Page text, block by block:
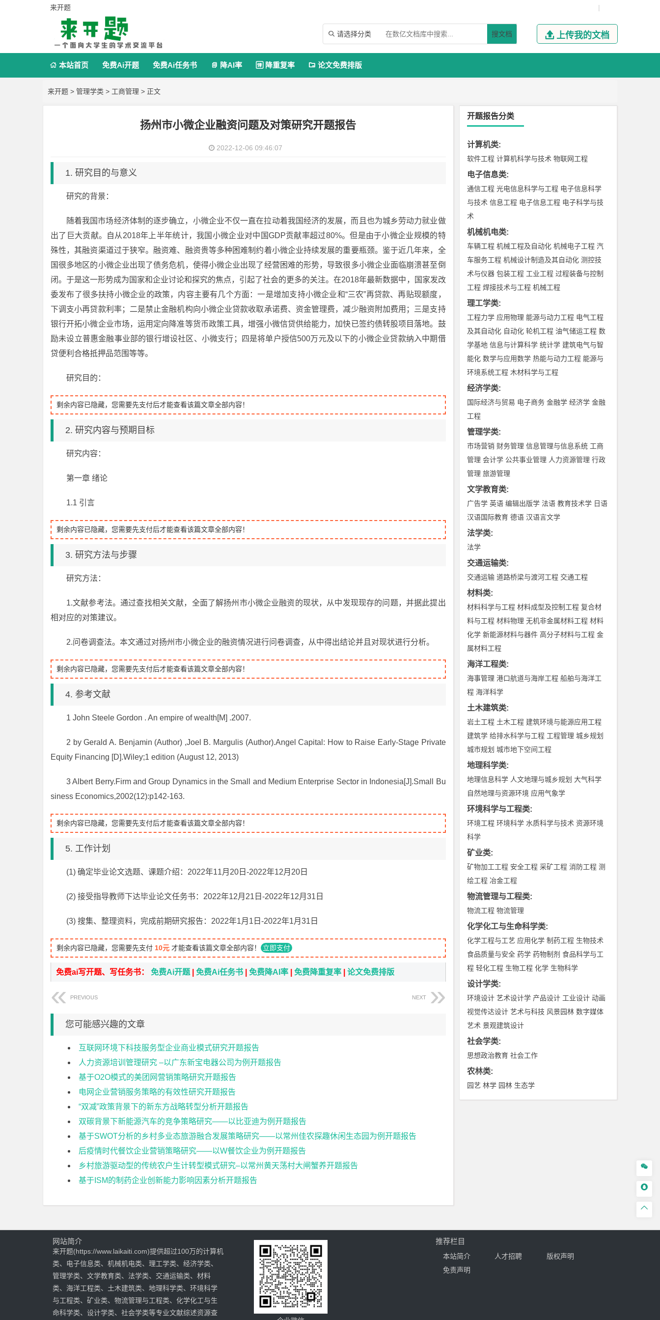
来开题 |
 请选择分类 搜文档  上传我的文档
 本站首页 免费Ai开题 免费Ai任务书  降AI率  降重复率  论文免费排版
来开题 > 管理学类 > 工商管理 > 正文
扬州市小微企业融资问题及对策研究开题报告
2022-12-06 09:46:07
1. 研究目的与意义
研究的背景：
随着我国市场经济体制的逐步确立，小微企业不仅一直在拉动着我国经济的发展，而且也为城乡劳动力就业做
出了巨大贡献。自从2018年上半年统计，我国小微企业对中国GDP贡献率超过80%。但是由于小微企业规模的特
殊性，其融资渠道过于狭窄。融资难、融资贵等多种困难制约着小微企业持续发展的重要瓶颈。鉴于近几年来，全
国很多地区的小微企业出现了债务危机，使得小微企业出现了经营困难的形势，导致很多小微企业面临崩溃甚至倒
闭。于是这一形势成为国家和企业讨论和探究的焦点，引起了社会的更多的关注。在2018年最新数据中，国家发改
委发布了很多扶持小微企业的政策，内容主要有几个方面：一是增加支持小微企业和“三农”再贷款、再贴现额度，
下调支小再贷款利率；二是禁止金融机构向小微企业贷款收取承诺费、资金管理费，减少融资附加费用；三是支持
银行开拓小微企业市场，运用定向降准等货币政策工具，增强小微信贷供给能力，加快已签约债转股项目落地。鼓
励未设立普惠金融事业部的银行增设社区、小微支行；四是将单户授信500万元及以下的小微企业贷款纳入中期借
贷便利合格抵押品范围等等。
研究目的：
剩余内容已隐藏，您需要先支付后才能查看该篇文章全部内容！
2. 研究内容与预期目标
研究内容：
第一章 绪论
1.1 引言
剩余内容已隐藏，您需要先支付后才能查看该篇文章全部内容！
3. 研究方法与步骤
研究方法：
1.文献参考法。通过查找相关文献，全面了解扬州市小微企业融资的现状，从中发现现存的问题，并据此提出
相对应的对策建议。
2.问卷调查法。本文通过对扬州市小微企业的融资情况进行问卷调查，从中得出结论并且对现状进行分析。
剩余内容已隐藏，您需要先支付后才能查看该篇文章全部内容！
4. 参考文献
1 John Steele Gordon . An empire of wealth[M] .2007.
2 by Gerald A. Benjamin (Author) ,Joel B. Margulis (Author).Angel Capital: How to Raise Early-Stage Private
Equity Financing [D].Wiley;1 edition (August 12, 2013)
3 Albert Berry.Firm and Group Dynamics in the Small and Medium Enterprise Sector in Indonesia[J].Small Bu
siness Economics,2002(12):p142-163.
剩余内容已隐藏，您需要先支付后才能查看该篇文章全部内容！
5. 工作计划
(1) 确定毕业论文选题、课题介绍：2022年11月20日-2022年12月20日
(2) 接受指导教师下达毕业论文任务书：2022年12月21日-2022年12月31日
(3) 搜集、整理资料，完成前期研究报告：2022年1月1日-2022年1月31日
剩余内容已隐藏，您需要先支付 10元 才能查看该篇文章全部内容！ 立即支付
免费ai写开题、写任务书： 免费Ai开题 免费Ai任务书 免费降AI率 免费降重复率 论文免费排版
PREVIOUS NEXT
您可能感兴趣的文章
互联网环境下科技服务型企业商业模式研究开题报告
人力资源培训管理研究 –以广东新宝电器公司为例开题报告
基于O2O模式的美团网营销策略研究开题报告
电网企业营销服务策略的有效性研究开题报告
“双减”政策背景下的新东方战略转型分析开题报告
双碳背景下新能源汽车的竞争策略研究——以比亚迪为例开题报告
基于SWOT分析的乡村多业态旅游融合发展策略研究——以常州佳农探趣休闲生态园为例开题报告
后疫情时代餐饮企业营销策略研究——以W餐饮企业为例开题报告
乡村旅游驱动型的传统农户生计转型模式研究–以常州黄天荡村大闸蟹养开题报告
基于ISM的制药企业创新能力影响因素分析开题报告
开题报告分类
计算机类:
软件工程 计算机科学与技术 物联网工程
电子信息类:
通信工程 光电信息科学与工程 电子信息科学
与技术 信息工程 电子信息工程 电子科学与技
术
机械机电类:
车辆工程 机械工程及自动化 机械电子工程 汽
车服务工程 机械设计制造及其自动化 测控技
术与仪器 包装工程 工业工程 过程装备与控制
工程 焊接技术与工程 机械工程
理工学类:
工程力学 应用物理 能源与动力工程 电气工程
及其自动化 自动化 轮机工程 油气储运工程 数
学基地 信息与计算科学 统计学 建筑电气与智
能化 数学与应用数学 热能与动力工程 能源与
环境系统工程 木材科学与工程
经济学类:
国际经济与贸易 电子商务 金融学 经济学 金融
工程
管理学类:
市场营销 财务管理 信息管理与信息系统 工商
管理 会计学 公共事业管理 人力资源管理 行政
管理 旅游管理
文学教育类:
广告学 英语 编辑出版学 法语 教育技术学 日语
汉语国际教育 德语 汉语言文学
法学类:
法学
交通运输类:
交通运输 道路桥梁与渡河工程 交通工程
材料类:
材料科学与工程 材料成型及控制工程 复合材
料与工程 材料物理 无机非金属材料工程 材料
化学 新能源材料与器件 高分子材料与工程 金
属材料工程
海洋工程类:
海事管理 港口航道与海岸工程 船舶与海洋工
程 海洋科学
土木建筑类:
岩土工程 土木工程 建筑环境与能源应用工程
建筑学 给排水科学与工程 工程管理 城乡规划
城市规划 城市地下空间工程
地理科学类:
地理信息科学 人文地理与城乡规划 大气科学
自然地理与资源环境 应用气象学
环境科学与工程类:
环境工程 环境科学 水质科学与技术 资源环境
科学
矿业类:
矿物加工工程 安全工程 采矿工程 消防工程 测
绘工程 冶金工程
物流管理与工程类:
物流工程 物流管理
化学化工与生命科学类:
化学工程与工艺 应用化学 制药工程 生物技术
食品质量与安全 药学 药物制剂 食品科学与工
程 轻化工程 生物工程 化学 生物科学
设计学类:
环境设计 艺术设计学 产品设计 工业设计 动画
视觉传达设计 艺术与科技 风景园林 数字媒体
艺术 景观建筑设计
社会学类:
思想政治教育 社会工作
农林类:
园艺 林学 园林 生态学



网站简介
来开题(https://www.laikaiti.com)提供超过100万的计算机
类、电子信息类、机械机电类、理工学类、经济学类、
管理学类、文学教育类、法学类、交通运输类、材料
类、海洋工程类、土木建筑类、地理科学类、环境科学
与工程类、矿业类、物流管理与工程类、化学化工与生
命科学类、设计学类、社会学类等专业文献综述资源查
推荐栏目
本站简介 人才招聘
版权声明
免责声明